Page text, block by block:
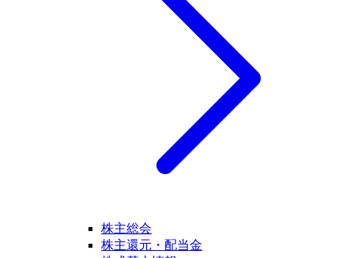
株主総会
株主還元・配当金